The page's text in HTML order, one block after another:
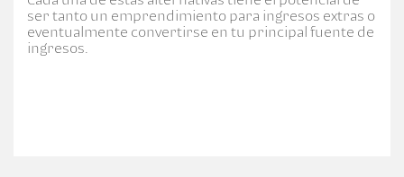
ser tanto un emprendimiento para ingresos extras o
eventualmente convertirse en tu principal fuente de
ingresos.